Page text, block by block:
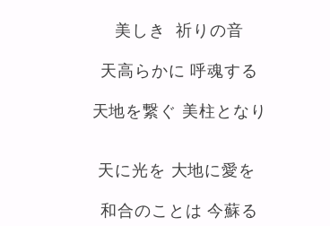
美しき 祈りの音
天高らかに 呼魂する
天地を繋ぐ 美柱となり
天に光を 大地に愛を
和合のことは 今蘇る